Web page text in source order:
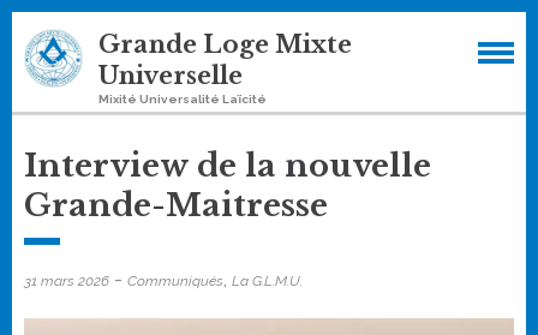
Skip
to
content
Grande Loge Mixte
Universelle
Mixité Universalité Laïcité
Interview de la nouvelle
Grande-Maitresse
31 mars 2026 - Communiqués, La G.L.M.U.